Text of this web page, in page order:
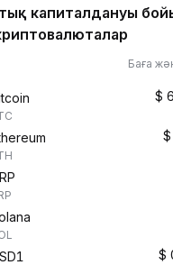
капиталдануы
Баға
$
$
$